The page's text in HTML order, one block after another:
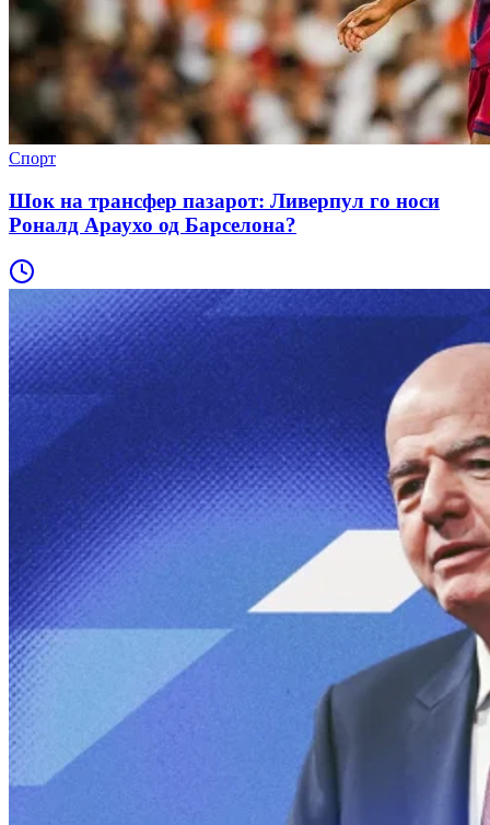
Спорт
Шок на трансфер пазарот: Ливерпул го носи
Роналд Араухо од Барселона?